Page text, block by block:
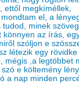
ettől megkíméllek,
el, a
tudod, minek
könnyen az írás,
szóljon e
létezik egy rövidke
mégis ,a legtöbbet
e költemény
a nap minden